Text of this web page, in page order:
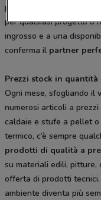
professionali (trapani,
per qualsiasi progetto o
ingrosso e a una
conferma il partner
Prezzi stock in
Ogni mese, sfogliando il
numerosi articoli a
caldaie e stufe a pellet o
termico, c’è sempre
prodotti di qualità a
su materiali edili, pitture,
offerta di prodotti
ambiente diventa più